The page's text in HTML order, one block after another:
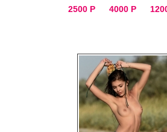
2500 Р 4000 Р